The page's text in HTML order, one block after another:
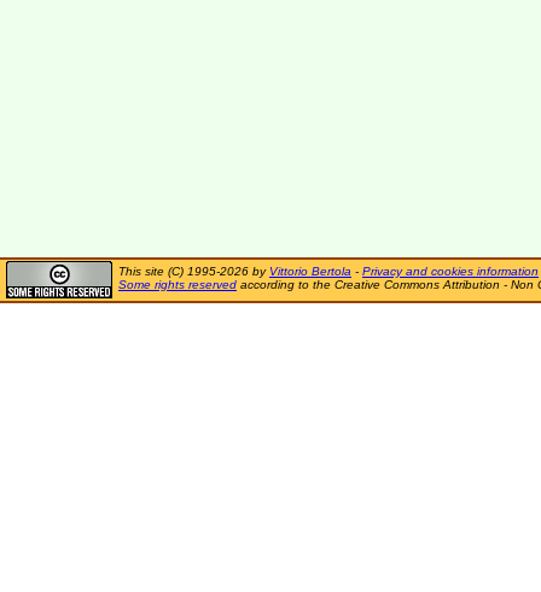
This site (C) 1995-2026 by Vittorio Bertola - Privacy and cookies information
Some rights reserved according to the Creative Commons Attribution - Non